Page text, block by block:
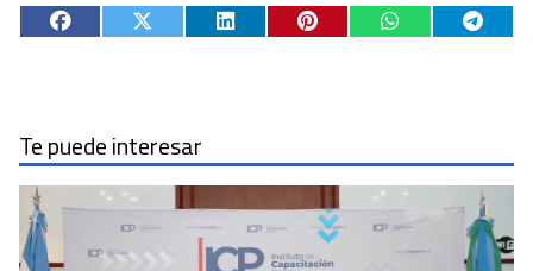
Te puede interesar